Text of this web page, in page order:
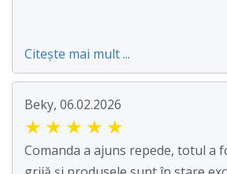
Citește mai mult ...
Beky, 06.02.2026
★ ★ ★ ★ ★
Comanda a ajuns repede, totul a